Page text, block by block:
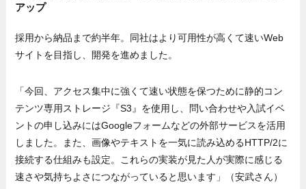
アップ
採用から納品まで約半年。同社はより可用性が高くて速いWeb
サイトを目指し、開発を進めました。
「今回、アクセス集中に強くて速い状態を保つために静的コン
テンツ専用ストレージ『S3』を使用し、問い合わせや入試イベ
ントの申し込みにはGoogleフォームなどの外部サービスを活用
しました。また、画像やテキストを一気に読み込めるHTTP/2に
接続する仕組みも設定。これらの実装が見た人が実際に感じる
速さや気持ちよさにつながっていると思います」（安武さん）